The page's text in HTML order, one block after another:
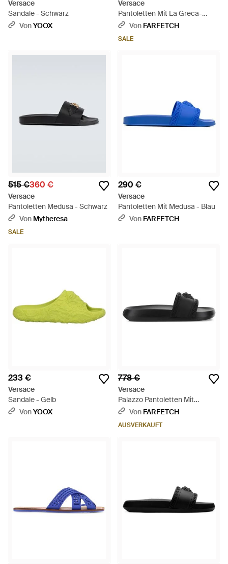
Versace
Sandale - Schwarz
VonYOOX
Versace
Pantoletten Mit La Greca-
Muster - Schwarz
Von FARFETCH
SALE
515 €360 €
Versace
Pantoletten Medusa - Schwarz
Von Mytheresa
SALE
290 €
Versace
Pantoletten Mit Medusa - Blau
Von FARFETCH
233 €
Versace
Sandale - Gelb
VonYOOX
778 €
Versace
Palazzo Pantoletten Mit
Medusa - Schwarz
Von FARFETCH
AUSVERKAUFT